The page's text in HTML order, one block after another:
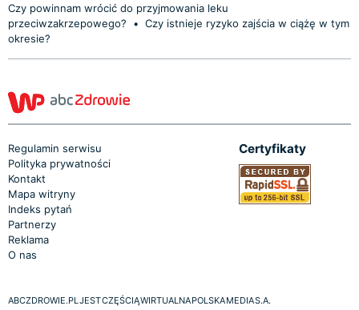
Czy powinnam wrócić do przyjmowania leku
przeciwzakrzepowego?
• Czy istnieje ryzyko zajścia w ciążę w tym
okresie?
Regulamin serwisu
Polityka prywatności
Kontakt
Mapa witryny
Indeks pytań
Partnerzy
Reklama
O nas
Certyfikaty
ABCZDROWIE.PL JEST CZĘŚCIĄ WIRTUALNA POLSKA MEDIA S.A.